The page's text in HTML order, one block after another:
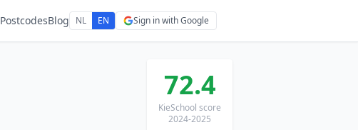
PostcodesBlog NL EN Sign in with Google
72.4
KieSchool score
2024-2025